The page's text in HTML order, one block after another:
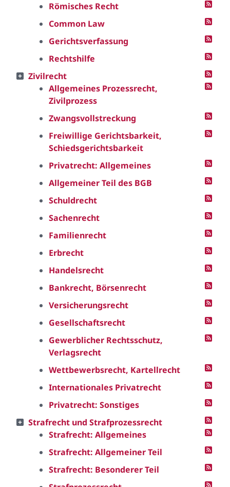
Römisches Recht
Common Law
Gerichtsverfassung
Rechtshilfe
Zivilrecht
Allgemeines Prozessrecht,
Zivilprozess
Zwangsvollstreckung
Freiwillige Gerichtsbarkeit,
Schiedsgerichtsbarkeit
Privatrecht: Allgemeines
Allgemeiner Teil des BGB
Schuldrecht
Sachenrecht
Familienrecht
Erbrecht
Handelsrecht
Bankrecht, Börsenrecht
Versicherungsrecht
Gesellschaftsrecht
Gewerblicher Rechtsschutz,
Verlagsrecht
Wettbewerbsrecht, Kartellrecht
Internationales Privatrecht
Privatrecht: Sonstiges
Strafrecht und Strafprozessrecht
Strafrecht: Allgemeines
Strafrecht: Allgemeiner Teil
Strafrecht: Besonderer Teil